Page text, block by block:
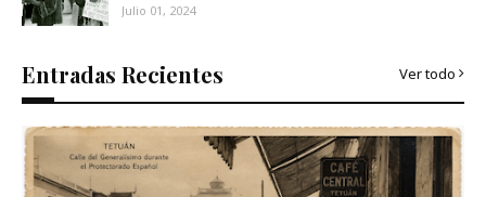
Julio 01, 2024
Entradas Recientes Ver todo